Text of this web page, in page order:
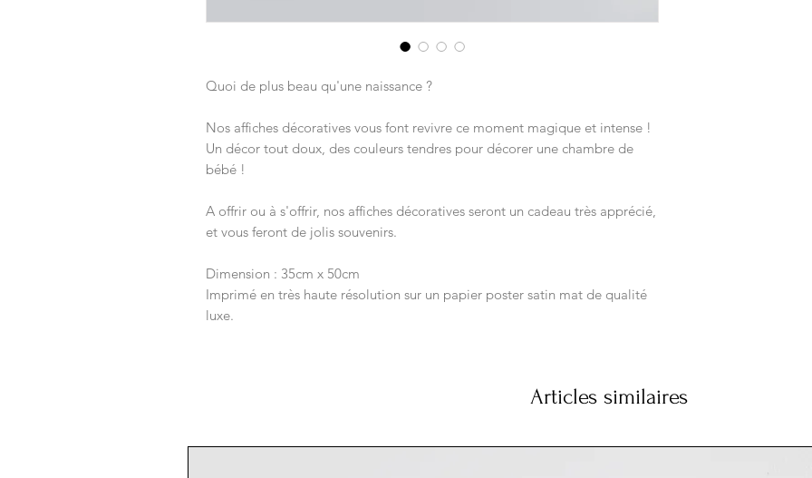
Quoi de plus beau qu'une naissance ?
Nos affiches décoratives vous font revivre ce moment magique et intense !
Un décor tout doux, des couleurs tendres pour décorer une chambre de
bébé !
A offrir ou à s'offrir, nos affiches décoratives seront un cadeau très apprécié,
et vous feront de jolis souvenirs.
Dimension : 35cm x 50cm
Imprimé en très haute résolution sur un papier poster satin mat de qualité
luxe.
Articles similaires